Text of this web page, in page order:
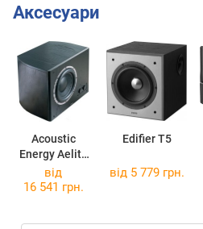
Аксесуари
Acoustic
Energy Aelite
608 Sub
Edifier T5
від
16 541 грн.
від 5 779 грн.